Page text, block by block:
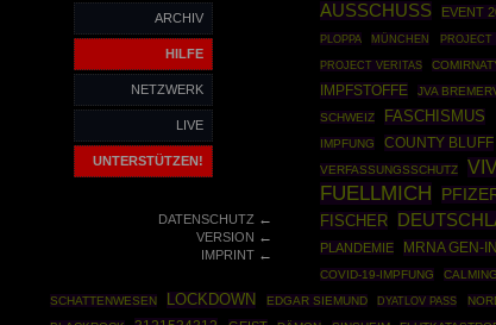
ARCHIV
HILFE
NETZWERK
LIVE
UNTERSTÜTZEN!
DATENSCHUTZ←
VERSION ←
IMPRINT←
AUSSCHUSS
EVENT
PLOPPA
MÜNCHEN PROJECT
PROJECT VERITAS
IMPFSTOFFE
JVA
SCHWEIZ
FASCHISMUS
IMPFUNG
COUNTY BLUFF
VERFASSUNGSSCHUTZ
FUELLMICH
FISCHER
PLANDEMIE
MRNA GEN-
COVID-19-IMPFUNG CALMING
SCHATTENWESEN
LOCKDOWN EDGAR SIEMUND DYATLOV PASS